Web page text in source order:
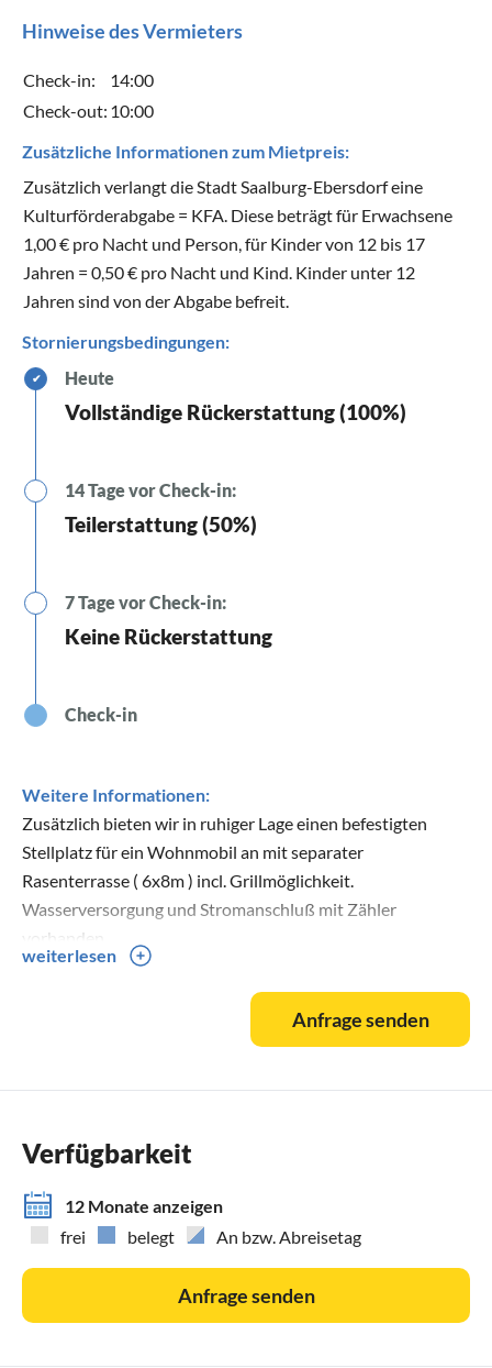
Hinweise des Vermieters
Check-in:
14:00
Check-out: 10:00
Zusätzliche Informationen zum Mietpreis:
Zusätzlich verlangt die Stadt Saalburg-Ebersdorf eine
Kulturförderabgabe = KFA. Diese beträgt für Erwachsene
1,00 € pro Nacht und Person, für Kinder von 12 bis 17
Jahren = 0,50 € pro Nacht und Kind. Kinder unter 12
Jahren sind von der Abgabe befreit.
Stornierungsbedingungen:
✔ Heute
Vollständige Rückerstattung (100%)
14 Tage vor Check-in:
Teilerstattung (50%)
7 Tage vor Check-in:
Keine Rückerstattung
Check-in
Weitere Informationen:
Zusätzlich bieten wir in ruhiger Lage einen befestigten
Stellplatz für ein Wohnmobil an mit separater
Rasenterrasse ( 6x8m ) incl. Grillmöglichkeit.
Wasserversorgung und Stromanschluß mit Zähler
vorhanden.
weiterlesen
Anfrage senden
Verfügbarkeit
12 Monate anzeigen
frei
belegt An bzw. Abreisetag
Anfrage senden